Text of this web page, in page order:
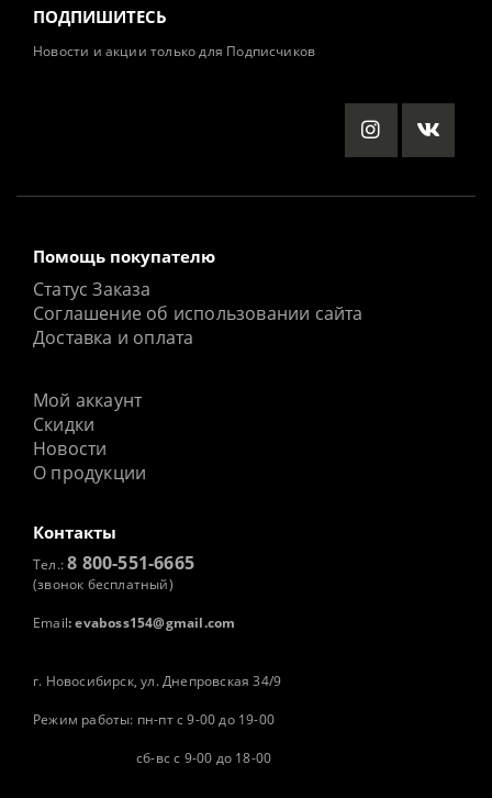
ПОДПИШИТЕСЬ
Новости и акции только для Подписчиков
Помощь покупателю
Статус Заказа
Соглашение об использовании сайта
Доставка и оплата
Мой аккаунт
Скидки
Новости
О продукции
Контакты
Тел.:8 800-551-6665
(звонок бесплатный)
Email: evaboss154@gmail.com
г. Новосибирск, ул. Днепровская 34/9
Режим работы: пн-пт с 9-00 до 19-00
сб-вс с 9-00 до 18-00